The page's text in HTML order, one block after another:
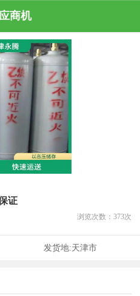
商机
证
浏览次数： 373次
发货地:天津市